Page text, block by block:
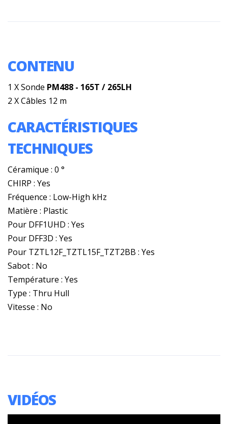
CONTENU
1 X Sonde PM488 - 165T / 265LH
2 X Câbles 12 m
CARACTÉRISTIQUES
TECHNIQUES
Céramique : 0 °
CHIRP : Yes
Fréquence : Low-High kHz
Matière : Plastic
Pour DFF1UHD : Yes
Pour DFF3D : Yes
Pour TZTL12F_TZTL15F_TZT2BB : Yes
Sabot : No
Température : Yes
Type : Thru Hull
Vitesse : No
VIDÉOS